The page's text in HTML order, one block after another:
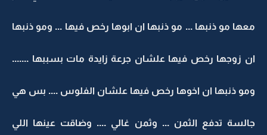
معها مو ذنبها ... مو ذنبها ان ابوها رخص فيها ... ومو ذنبها
ان زوجها رخص فيها علشان جرعة زايدة مات بسببها .......
ومو ذنبها ان اخوها رخص فيها علشان الفلوس .... بس هي
جالسة تدفع الثمن ... وثمن غالي .... وضاقت عينها اللي